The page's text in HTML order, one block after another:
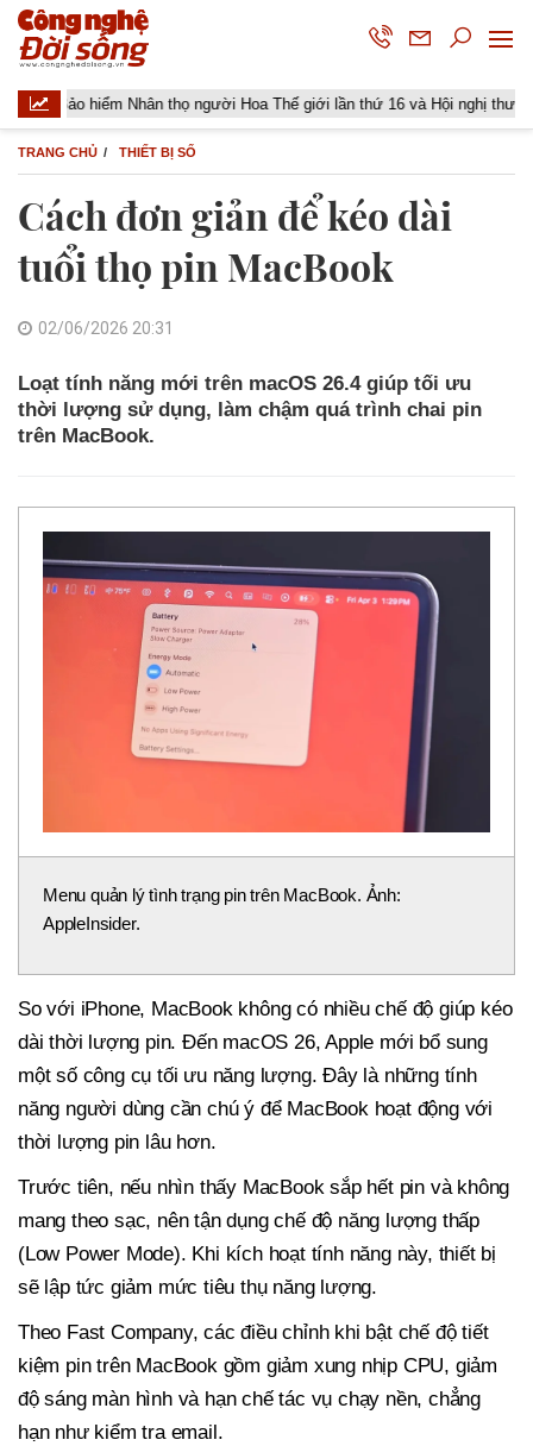
hiểm Nhân thọ người Hoa Thế giới lần thứ 16 và Hội nghị thường niên
TRANG CHỦ THIẾT BỊ SỐ
Cách đơn giản để kéo dài
tuổi thọ pin MacBook
02/06/2026 20:31
Loạt tính năng mới trên macOS 26.4 giúp tối ưu
thời lượng sử dụng, làm chậm quá trình chai pin
trên MacBook.
Menu quản lý tình trạng pin trên MacBook. Ảnh:
AppleInsider.
So với iPhone, MacBook không có nhiều chế độ giúp kéo
dài thời lượng pin. Đến macOS 26, Apple mới bổ sung
một số công cụ tối ưu năng lượng. Đây là những tính
năng người dùng cần chú ý để MacBook hoạt động với
thời lượng pin lâu hơn.
Trước tiên, nếu nhìn thấy MacBook sắp hết pin và không
mang theo sạc, nên tận dụng chế độ năng lượng thấp
(Low Power Mode). Khi kích hoạt tính năng này, thiết bị
sẽ lập tức giảm mức tiêu thụ năng lượng.
Theo Fast Company, các điều chỉnh khi bật chế độ tiết
kiệm pin trên MacBook gồm giảm xung nhịp CPU, giảm
độ sáng màn hình và hạn chế tác vụ chạy nền, chẳng
hạn như kiểm tra email.